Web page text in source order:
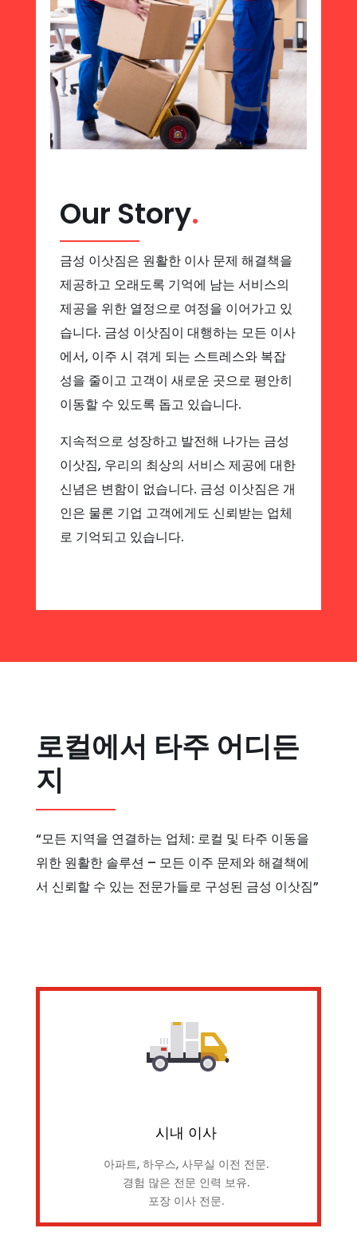
Our Story.
금성 이삿짐은 원활한 이사 문제 해결책을
제공하고 오래도록 기억에 남는 서비스의
제공을 위한 열정으로 여정을 이어가고 있
습니다. 금성 이삿짐이 대행하는 모든 이사
에서, 이주 시 겪게 되는 스트레스와 복잡
성을 줄이고 고객이 새로운 곳으로 평안히
이동할 수 있도록 돕고 있습니다.
지속적으로 성장하고 발전해 나가는 금성
이삿짐, 우리의 최상의 서비스 제공에 대한
신념은 변함이 없습니다. 금성 이삿짐은 개
인은 물론 기업 고객에게도 신뢰받는 업체
로 기억되고 있습니다.
로컬에서 타주 어디든
지
“모든 지역을 연결하는 업체: 로컬 및 타주 이동을
위한 원활한 솔루션 – 모든 이주 문제와 해결책에
서 신뢰할 수 있는 전문가들로 구성된 금성 이삿짐”
시내 이사
아파트, 하우스, 사무실 이전 전문.
경험 많은 전문 인력 보유.
포장 이사 전문.